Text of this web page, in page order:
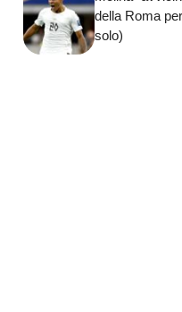
della Roma
solo)